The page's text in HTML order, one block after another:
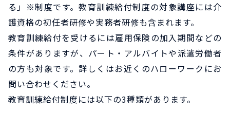
る」※制度です。教育訓練給付制度の対象講座には介
護資格の初任者研修や実務者研修も含まれます。
教育訓練給付を受けるには雇用保険の加入期間などの
条件がありますが、パート・アルバイトや派遣労働者
の方も対象です。詳しくはお近くのハローワークにお
問い合わせください。
教育訓練給付制度には以下の3種類があります。